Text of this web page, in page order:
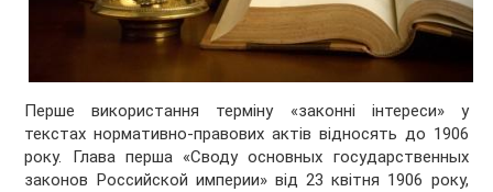
Перше використання терміну «законні інтереси» у
текстах нормативно-правових актів відносять до 1906
року. Глава перша «Своду основных государственных
законов Российской империи» від 23 квітня 1906 року,